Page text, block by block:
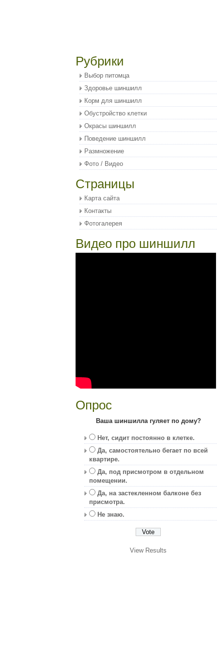
Рубрики
Выбор питомца
Здоровье шиншилл
Корм для шиншилл
Обустройство клетки
Окрасы шиншилл
Поведение шиншилл
Размножение
Фото / Видео
Страницы
Карта сайта
Контакты
Фотогалерея
Видео про шиншилл
Опрос
Ваша шиншилла гуляет по дому?
Нет, сидит постоянно в клетке.
Да, самостоятельно бегает по всей
квартире.
Да, под присмотром в отдельном
помещении.
Да, на застекленном балконе без
присмотра.
Не знаю.
View Results